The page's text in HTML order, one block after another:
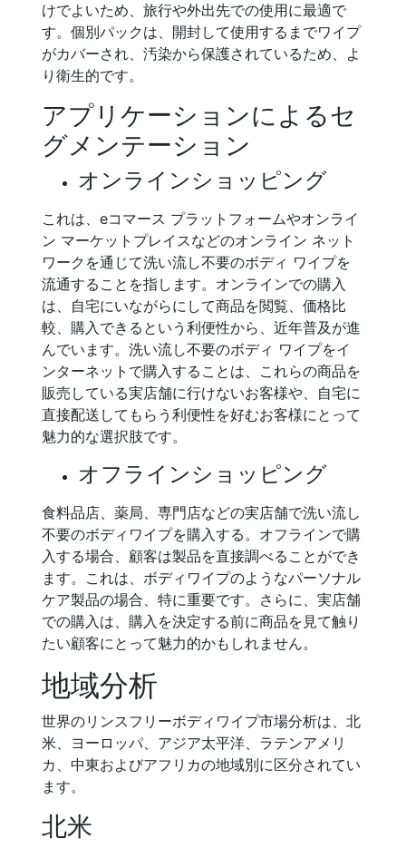
けでよいため、旅行や外出先での使用に最適で
す。個別パックは、開封して使用するまでワイプ
がカバーされ、汚染から保護されているため、よ
り衛生的です。
アプリケーションによるセ
グメンテーション
オンラインショッピング
これは、eコマース プラットフォームやオンライ
ン マーケットプレイスなどのオンライン ネット
ワークを通じて洗い流し不要のボディ ワイプを
流通することを指します。オンラインでの購入
は、自宅にいながらにして商品を閲覧、価格比
較、購入できるという利便性から、近年普及が進
んでいます。洗い流し不要のボディ ワイプをイ
ンターネットで購入することは、これらの商品を
販売している実店舗に行けないお客様や、自宅に
直接配送してもらう利便性を好むお客様にとって
魅力的な選択肢です。
オフラインショッピング
食料品店、薬局、専門店などの実店舗で洗い流し
不要のボディワイプを購入する。オフラインで購
入する場合、顧客は製品を直接調べることができ
ます。これは、ボディワイプのようなパーソナル
ケア製品の場合、特に重要です。さらに、実店舗
での購入は、購入を決定する前に商品を見て触り
たい顧客にとって魅力的かもしれません。
地域分析
世界のリンスフリーボディワイプ市場分析は、北
米、ヨーロッパ、アジア太平洋、ラテンアメリ
カ、中東およびアフリカの地域別に区分されてい
ます。
北米